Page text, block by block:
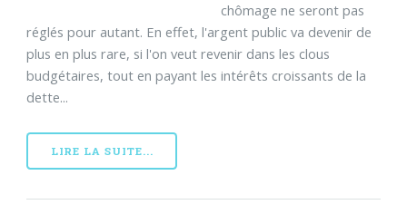
chômage ne seront pas
réglés pour autant. En effet, l'argent public va devenir de
plus en plus rare, si l'on veut revenir dans les clous
budgétaires, tout en payant les intérêts croissants de la
dette...
LIRE LA SUITE...